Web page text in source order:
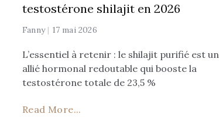
testostérone shilajit en 2026
Fanny 17 mai 2026
L’essentiel à retenir : le shilajit purifié est un
allié hormonal redoutable qui booste la
testostérone totale de 23,5 %
Read More...